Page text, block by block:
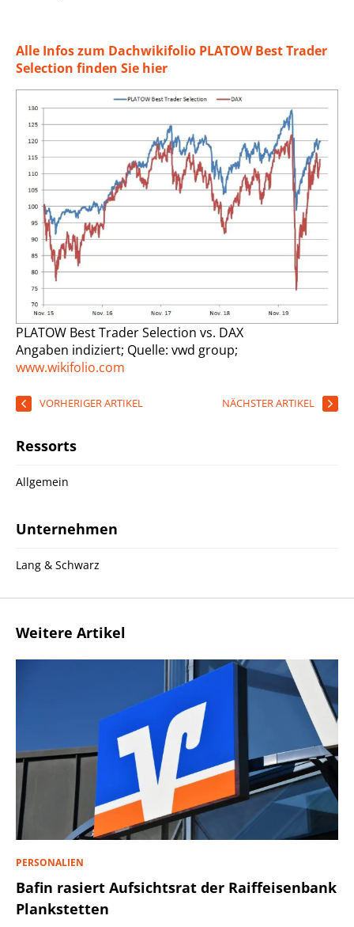
Alle Infos zum Dachwikifolio PLATOW Best Trader
Selection finden Sie hier
PLATOW Best Trader Selection vs. DAX
Angaben indiziert; Quelle: vwd group;
www.wikifolio.com
VORHERIGER ARTIKEL NÄCHSTER ARTIKEL
Ressorts
Allgemein
Unternehmen
Lang & Schwarz
Weitere Artikel
PERSONALIEN
Bafin rasiert Aufsichtsrat der Raiffeisenbank
Plankstetten